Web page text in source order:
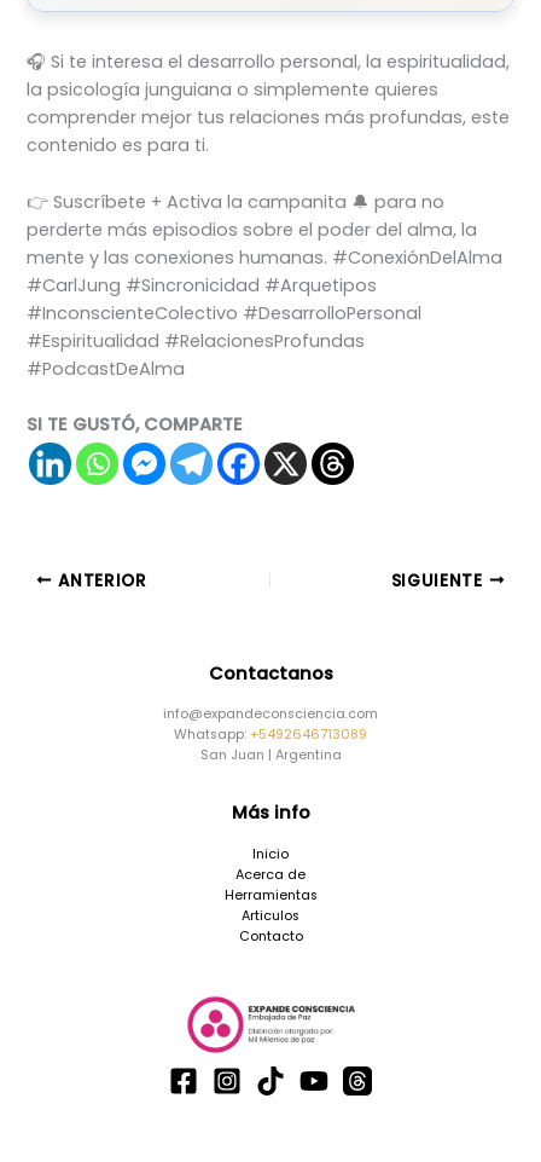
🎧 Si te interesa el desarrollo personal, la espiritualidad,
la psicología junguiana o simplemente quieres
comprender mejor tus relaciones más profundas, este
contenido es para ti.
👉 Suscríbete + Activa la campanita 🔔 para no
perderte más episodios sobre el poder del alma, la
mente y las conexiones humanas. #ConexiónDelAlma
#CarlJung #Sincronicidad #Arquetipos
#InconscienteColectivo #DesarrolloPersonal
#Espiritualidad #RelacionesProfundas
#PodcastDeAlma
SI TE GUSTÓ, COMPARTE
ANTERIOR SIGUIENTE
Contactanos
info@expandeconsciencia.com
Whatsapp: +5492646713089
San Juan | Argentina
Más info
Inicio
Acerca de
Herramientas
Articulos
Contacto